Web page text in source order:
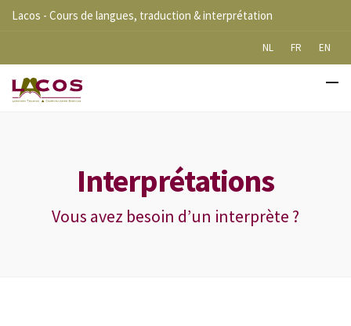
Lacos - Cours de langues, traduction & interprétation
NL FR EN
Interprétations
Vous avez besoin d’un interprète ?